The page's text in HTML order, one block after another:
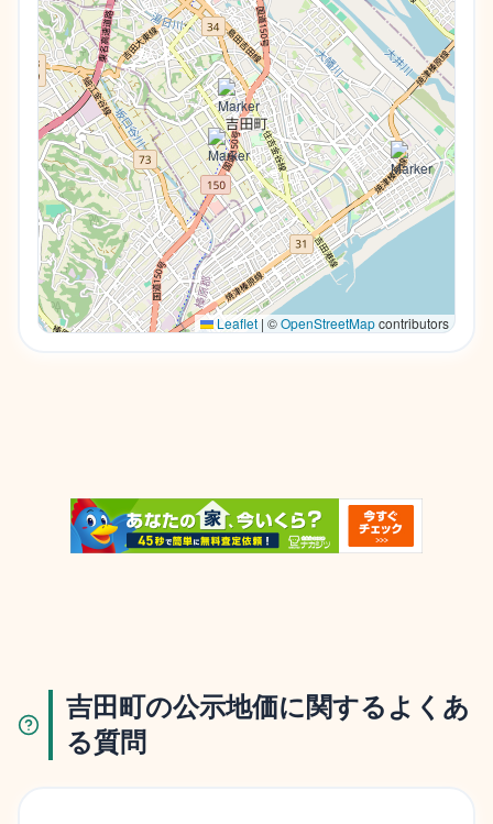
Leaflet | ©OpenStreetMapcontributors
吉田町の公示地価に関するよくあ
る質問